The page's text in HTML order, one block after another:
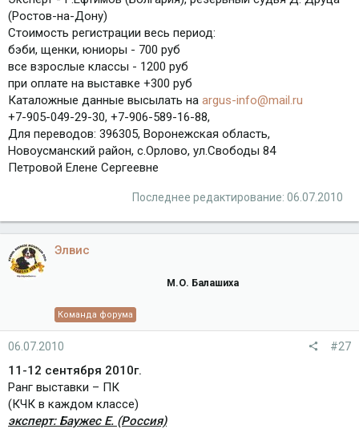
(Ростов-на-Дону)
Стоимость регистрации весь период:
бэби, щенки, юниоры - 700 руб
все взрослые классы - 1200 руб
при оплате на выставке +300 руб
Каталожные данные высылать на argus-info@mail.ru
+7-905-049-29-30, +7-906-589-16-88,
Для переводов: 396305, Воронежская область,
Новоусманский район, с.Орлово, ул.Свободы 84
Петровой Елене Сергеевне
Последнее редактирование: 06.07.2010
Элвис
М.О. Балашиха
Команда форума
06.07.2010 #27
11-12 сентября 2010г.
Ранг выставки – ПК
(КЧК в каждом классе)
эксперт: Баужес Е. (Россия)